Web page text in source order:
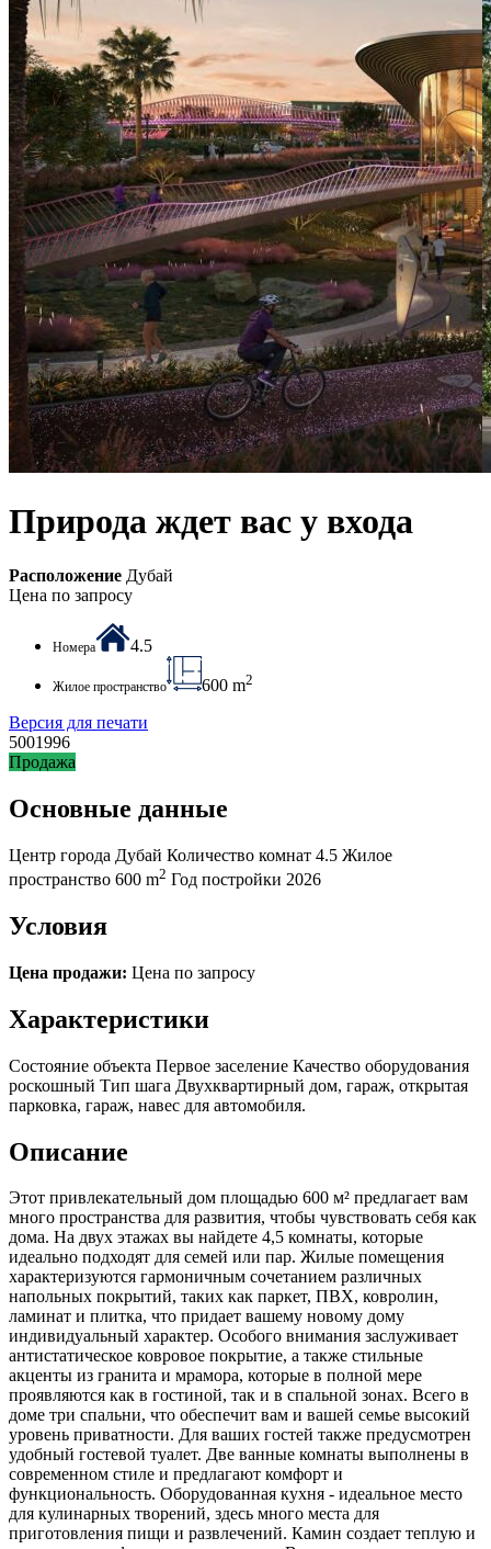
Природа ждет вас у входа
Расположение Дубай
Цена по запросу
Номера 4.5
Жилое пространство 600 m2
Версия для печати
5001996
Продажа
Основные данные
Центр города Дубай Количество комнат 4.5 Жилое
пространство 600 m2 Год постройки 2026
Условия
Цена продажи: Цена по запросу
Характеристики
Состояние объекта Первое заселение Качество оборудования
роскошный Тип шага Двухквартирный дом, гараж, открытая
парковка, гараж, навес для автомобиля.
Описание
Этот привлекательный дом площадью 600 м² предлагает вам
много пространства для развития, чтобы чувствовать себя как
дома. На двух этажах вы найдете 4,5 комнаты, которые
идеально подходят для семей или пар. Жилые помещения
характеризуются гармоничным сочетанием различных
напольных покрытий, таких как паркет, ПВХ, ковролин,
ламинат и плитка, что придает вашему новому дому
индивидуальный характер. Особого внимания заслуживает
антистатическое ковровое покрытие, а также стильные
акценты из гранита и мрамора, которые в полной мере
проявляются как в гостиной, так и в спальной зонах. Всего в
доме три спальни, что обеспечит вам и вашей семье высокий
уровень приватности. Для ваших гостей также предусмотрен
удобный гостевой туалет. Две ванные комнаты выполнены в
современном стиле и предлагают комфорт и
функциональность. Оборудованная кухня - идеальное место
для кулинарных творений, здесь много места для
приготовления пищи и развлечений. Камин создает теплую и